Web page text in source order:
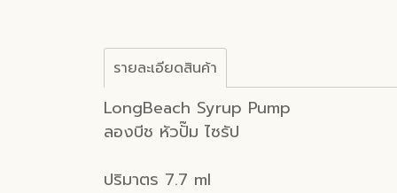
รายละเอียดสินค้า
LongBeach Syrup Pump
ลองบีช หัวปั๊ม ไซรัป
ปริมาตร 7.7 ml